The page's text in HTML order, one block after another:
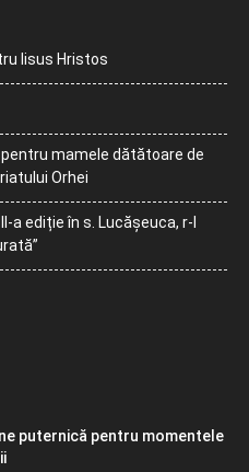
Iisus Hristos
mamele dătătoare de
Orhei
a ediție în s. Lucășeuca, r-l
puternică pentru momentele